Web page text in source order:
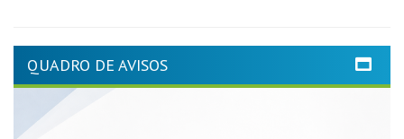
QUADRO DE AVISOS